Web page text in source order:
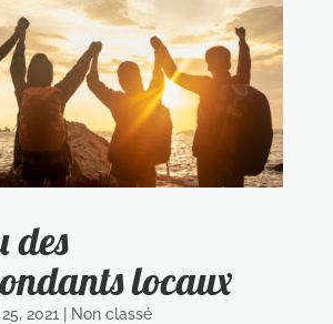
des
locaux
2021 Non classé